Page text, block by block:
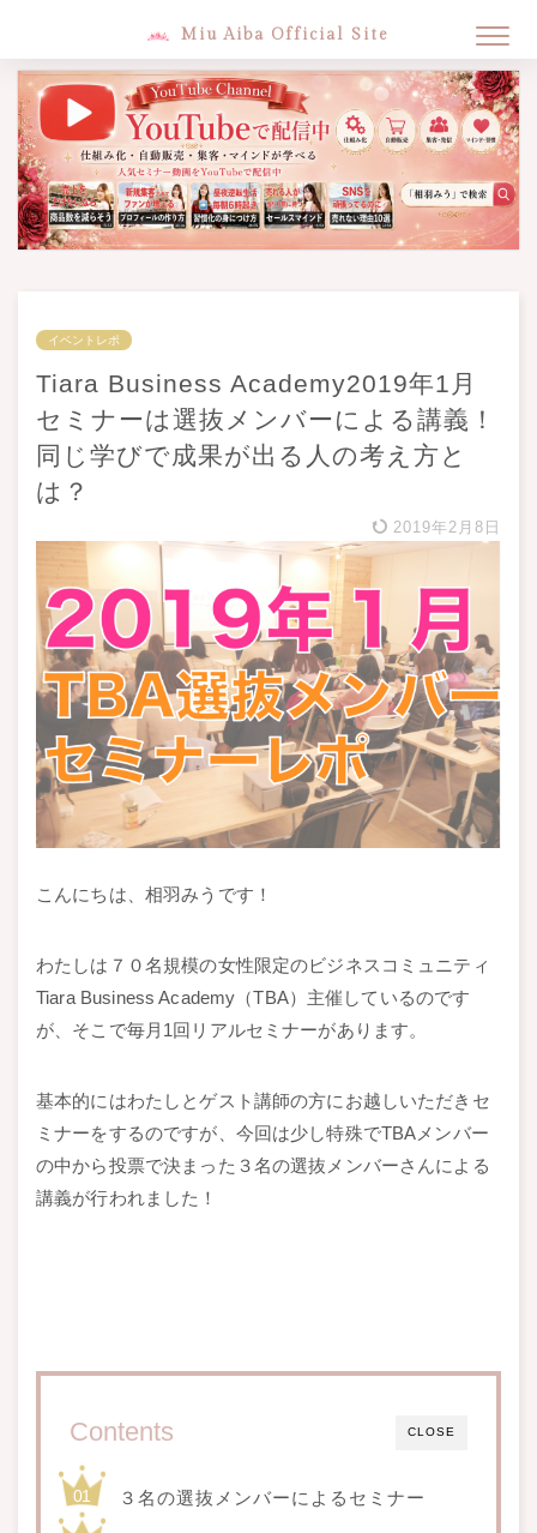
Miu Aiba Official Site
イベントレポ
Tiara Business Academy2019年1月
セミナーは選抜メンバーによる講義！
同じ学びで成果が出る人の考え方と
は？
2019年2月8日
こんにちは、相羽みうです！
わたしは７０名規模の女性限定のビジネスコミュニティ
Tiara Business Academy（TBA）主催しているのです
が、そこで毎月1回リアルセミナーがあります。
基本的にはわたしとゲスト講師の方にお越しいただきセ
ミナーをするのですが、今回は少し特殊でTBAメンバー
の中から投票で決まった３名の選抜メンバーさんによる
講義が行われました！
CLOSE
Contents
３名の選抜メンバーによるセミナー